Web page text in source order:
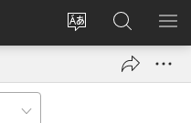
사이트
변경
로그인
(새로운
열기)
JW.ORG
검색
메